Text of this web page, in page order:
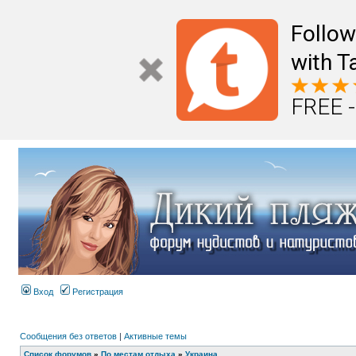
with
FREE
Вход Регистрация
Сообщения без ответов | Активные темы
Список форумов » По местам отдыха » Украина